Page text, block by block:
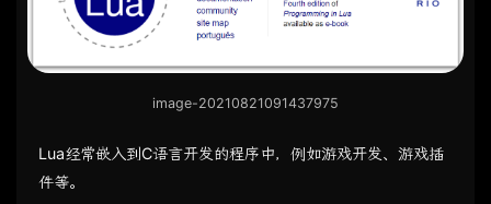
image-20210821091437975
Lua经常嵌入到C语言开发的程序中，例如游戏开发、游戏插
件等。